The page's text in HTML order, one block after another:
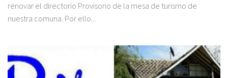
renovar el directorio Provisorio de la mesa de turismo de
nuestra comuna. Por ello...